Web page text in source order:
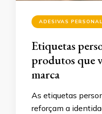
ADESIVAS
Etiquetas
produtos que
marca
As etiquetas
reforçam a